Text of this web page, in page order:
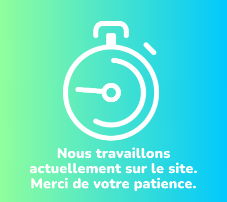
Nous travaillons
actuellement sur le site.
Merci de votre patience.